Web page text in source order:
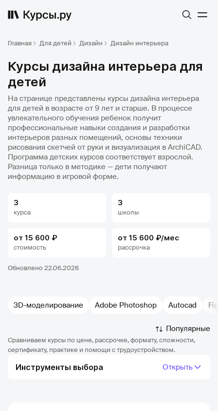
Главная Для детей Дизайн Дизайн интерьера
Курсы дизайна интерьера для
детей
На странице представлены курсы дизайна интерьера
для детей в возрасте от 9 лет и старше. В процессе
увлекательного обучения ребенок получит
профессиональные навыки создания и разработки
интерьеров разных помещений, основы техники
рисования скетчей от руки и визуализация в ArchiCAD.
Программа детских курсов соответствует взрослой.
Разница только в методике — дети получают
информацию в игровой форме.
3
курса
3
школы
от 15 600 ₽
стоимость
от 15 600 ₽/мес
рассрочка
Обновлено 22.06.2026
3D-моделирование Adobe Photoshop Autocad
Популярные
Сравниваем курсы по цене, рассрочке, формату, сложности,
сертификату, практике и помощи с трудоустройством.
Инструменты выбора Открыть